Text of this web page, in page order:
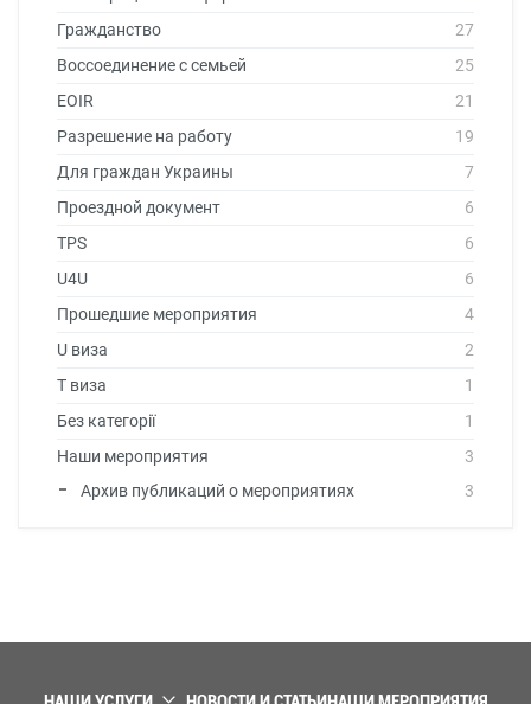
Гражданство
27
Воссоединение с семьей
25
EOIR
21
Разрешение на работу
19
Для граждан Украины
7
Проездной документ
6
TPS
6
U4U
6
Прошедшие мероприятия
4
U виза
2
T виза
1
Без категорії
1
Наши мероприятия
3
Архив публикаций о мероприятиях
3